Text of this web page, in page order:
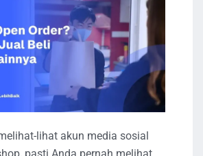
lihat akun media sosial